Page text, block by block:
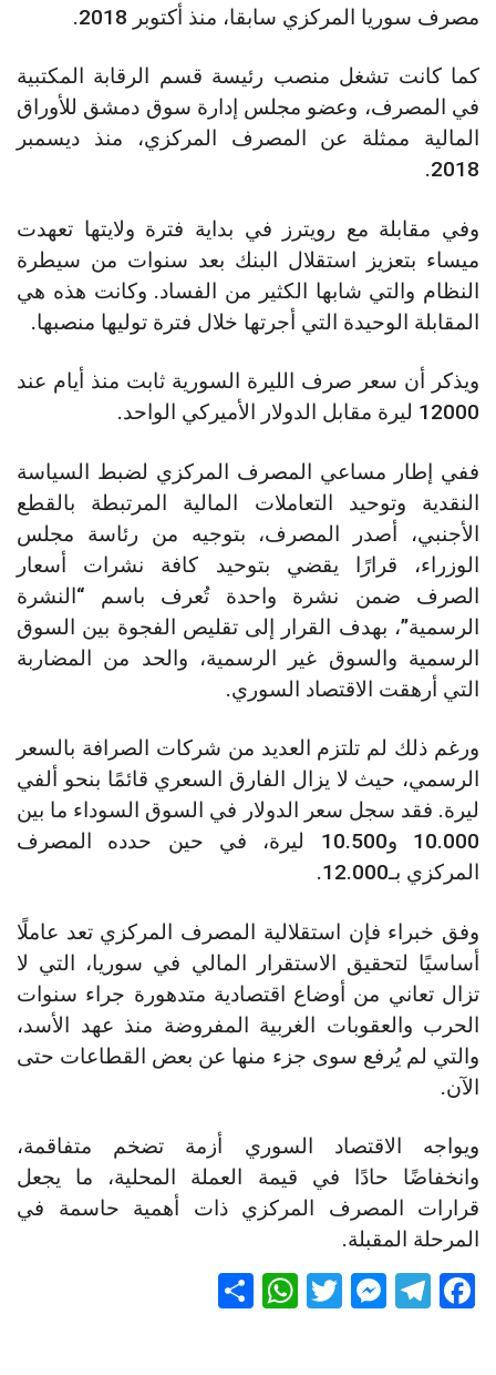
مصرف سوريا المركزي سابقا، منذ أكتوبر 2018.
كما كانت تشغل منصب رئيسة قسم الرقابة المكتبية
في المصرف، وعضو مجلس إدارة سوق دمشق للأوراق
المالية ممثلة عن المصرف المركزي، منذ ديسمبر
2018.
وفي مقابلة مع رويترز في بداية فترة ولايتها تعهدت
ميساء بتعزيز استقلال البنك بعد سنوات من سيطرة
النظام والتي شابها الكثير من الفساد. وكانت هذه هي
المقابلة الوحيدة التي أجرتها خلال فترة توليها منصبها.
ويذكر أن سعر صرف الليرة السورية ثابت منذ أيام عند
12000 ليرة مقابل الدولار الأميركي الواحد.
ففي إطار مساعي المصرف المركزي لضبط السياسة
النقدية وتوحيد التعاملات المالية المرتبطة بالقطع
الأجنبي، أصدر المصرف، بتوجيه من رئاسة مجلس
الوزراء، قرارًا يقضي بتوحيد كافة نشرات أسعار
الصرف ضمن نشرة واحدة تُعرف باسم “النشرة
الرسمية”، بهدف القرار إلى تقليص الفجوة بين السوق
الرسمية والسوق غير الرسمية، والحد من المضاربة
التي أرهقت الاقتصاد السوري.
ورغم ذلك لم تلتزم العديد من شركات الصرافة بالسعر
الرسمي، حيث لا يزال الفارق السعري قائمًا بنحو ألفي
ليرة. فقد سجل سعر الدولار في السوق السوداء ما بين
10.000 و10.500 ليرة، في حين حدده المصرف
المركزي بـ12.000.
وفق خبراء فإن استقلالية المصرف المركزي تعد عاملًا
أساسيًا لتحقيق الاستقرار المالي في سوريا، التي لا
تزال تعاني من أوضاع اقتصادية متدهورة جراء سنوات
الحرب والعقوبات الغربية المفروضة منذ عهد الأسد،
والتي لم يُرفع سوى جزء منها عن بعض القطاعات حتى
الآن.
ويواجه الاقتصاد السوري أزمة تضخم متفاقمة،
وانخفاضًا حادًا في قيمة العملة المحلية، ما يجعل
قرارات المصرف المركزي ذات أهمية حاسمة في
المرحلة المقبلة.
F
T
M
T
W